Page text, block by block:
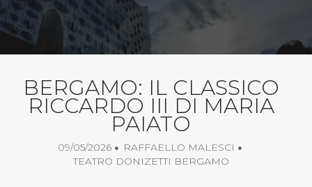
BERGAMO: IL CLASSICO
RICCARDO III DI MARIA
PAIATO
09/05/2026
RAFFAELLO MALESCI
TEATRO DONIZETTI BERGAMO